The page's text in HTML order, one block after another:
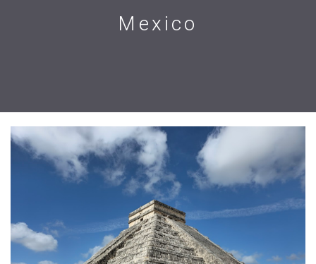
Mexico